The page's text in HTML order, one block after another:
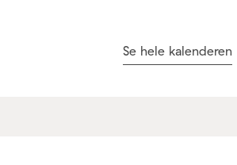
Se hele kalenderen